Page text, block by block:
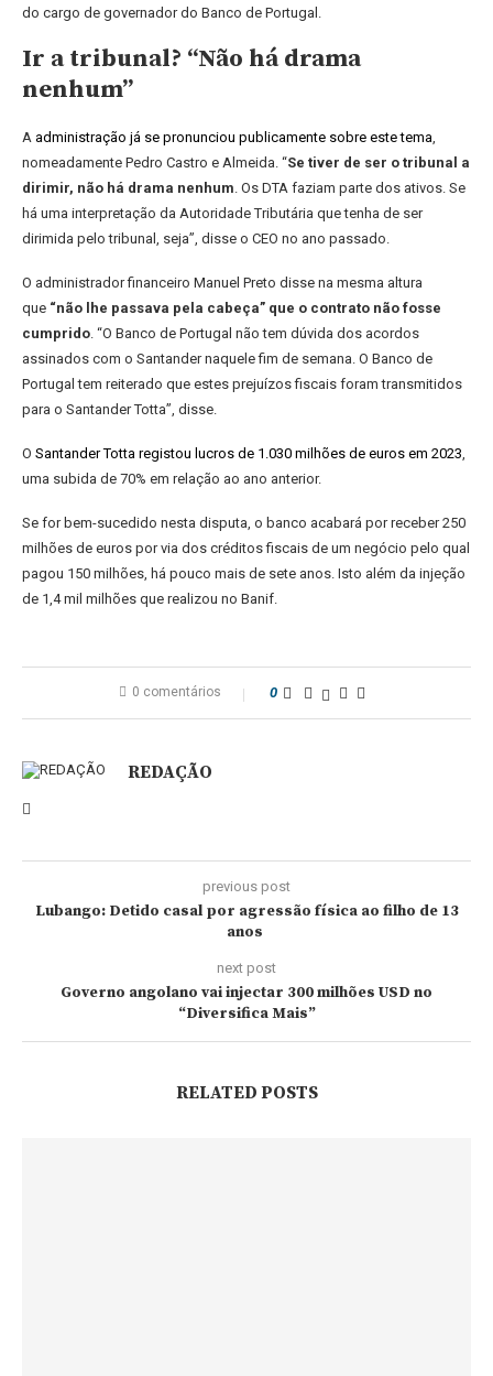
do cargo de governador do Banco de Portugal.
Ir a tribunal? “Não há drama
nenhum”
A administração já se pronunciou publicamente sobre este tema,
nomeadamente Pedro Castro e Almeida. “Se tiver de ser o tribunal a
dirimir, não há drama nenhum. Os DTA faziam parte dos ativos. Se
há uma interpretação da Autoridade Tributária que tenha de ser
dirimida pelo tribunal, seja”, disse o CEO no ano passado.
O administrador financeiro Manuel Preto disse na mesma altura
que “não lhe passava pela cabeça” que o contrato não fosse
cumprido. “O Banco de Portugal não tem dúvida dos acordos
assinados com o Santander naquele fim de semana. O Banco de
Portugal tem reiterado que estes prejuízos fiscais foram transmitidos
para o Santander Totta”, disse.
O Santander Totta registou lucros de 1.030 milhões de euros em 2023,
uma subida de 70% em relação ao ano anterior.
Se for bem-sucedido nesta disputa, o banco acabará por receber 250
milhões de euros por via dos créditos fiscais de um negócio pelo qual
pagou 150 milhões, há pouco mais de sete anos. Isto além da injeção
de 1,4 mil milhões que realizou no Banif.
0 comentários 0
REDAÇÃO
previous post
Lubango: Detido casal por agressão física ao filho de 13
anos
next post
Governo angolano vai injectar 300 milhões USD no
“Diversifica Mais”
RELATED POSTS